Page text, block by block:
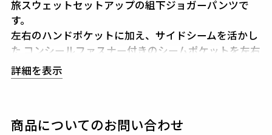
旅スウェットセットアップの組下ジョガーパンツで
す。
左右のハンドポケットに加え、サイドシームを活かし
た コンシールファスナー付きのシームポケットを左右
に配し、 手ぶらで全て賄える程の機能ポケットを搭載
しています。
AGNIを採用しています。
詳細を表示
商品についてのお問い合わせ